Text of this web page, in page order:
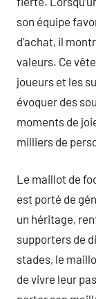
son équipe
d’achat, il
valeurs. Ce
joueurs et les
évoquer des
moments de
milliers de
Le maillot de
est porté de
un héritage,
supporters de
stades, le
de vivre leur